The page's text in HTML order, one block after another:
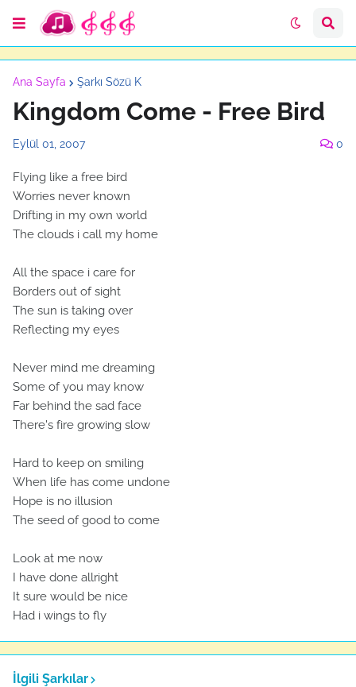
Ana Sayfa Şarkı Sözü K
Kingdom Come - Free Bird
Eylül 01, 2007 0
Flying like a free bird
Worries never known
Drifting in my own world
The clouds i call my home
All the space i care for
Borders out of sight
The sun is taking over
Reflecting my eyes
Never mind me dreaming
Some of you may know
Far behind the sad face
There's fire growing slow
Hard to keep on smiling
When life has come undone
Hope is no illusion
The seed of good to come
Look at me now
I have done allright
It sure would be nice
Had i wings to fly
İlgili Şarkılar